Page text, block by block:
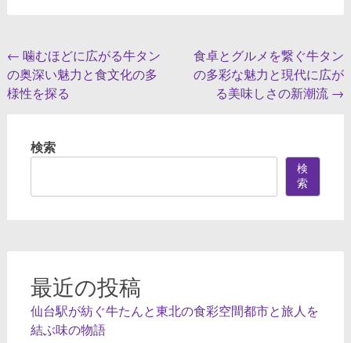
投
稿
ナ
← 噛むほどに広がる牛タン
の奥深い魅力と食文化の多
様性を探る
食卓とグルメを繋ぐ牛タン
の多彩な魅力と現代に広が
る美味しさの新潮流 →
検索
検
索
最近の投稿
仙台駅が紡ぐ牛たんと東北の食彩空間都市と旅人を
結ぶ味の物語